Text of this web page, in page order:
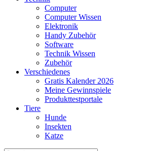
Computer
Computer Wissen
Elektronik
Handy Zubehör
Software
Technik Wissen
Zubehör
Verschiedenes
Gratis Kalender 2026
Meine Gewinnspiele
Produkttestportale
Tiere
Hunde
Insekten
Katze